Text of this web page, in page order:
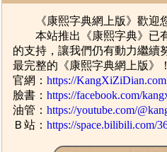
《康熙字典網上版》歡迎
本站推出《康熙字典》已
的支持，讓我們仍有動力繼續
最完整的《康熙字典網上版》！
官網：https://KangXiZiDian.com
臉書：https://facebook.com/
油管：https://youtube.com/
Ｂ站：https://space.bilibili.com/